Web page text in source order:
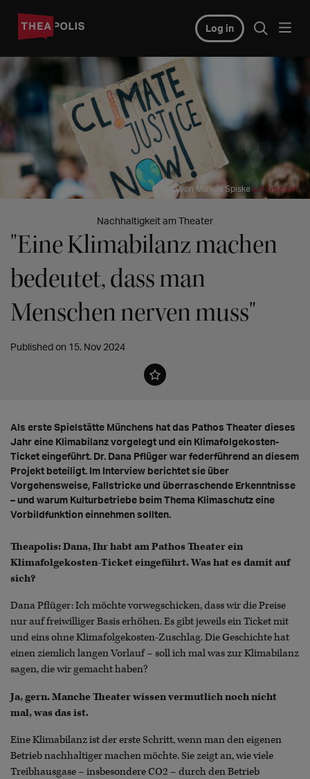
Log in
© Foto von Markus Spiske auf Unsplash
Nachhaltigkeit am Theater
"Eine Klimabilanz machen
bedeutet, dass man
Menschen nerven muss"
Published on 15. Nov 2024
Als erste Spielstätte Münchens hat das Pathos Theater dieses
Jahr eine Klimabilanz vorgelegt und ein Klimafolgekosten-
Ticket eingeführt. Dr. Dana Pflüger war federführend an diesem
Projekt beteiligt. Im Interview berichtet sie über
Vorgehensweise, Fallstricke und überraschende Erkenntnisse
– und warum Kulturbetriebe beim Thema Klimaschutz eine
Vorbildfunktion einnehmen sollten.
Theapolis: Dana, Ihr habt am Pathos Theater ein
Klimafolgekosten-Ticket eingeführt. Was hat es damit auf
sich?
Dana Pflüger: Ich möchte vorwegschicken, dass wir die Preise
nur auf freiwilliger Basis erhöhen. Es gibt jeweils ein Ticket mit
und eins ohne Klimafolgekosten-Zuschlag. Die Geschichte hat
einen ziemlich langen Vorlauf – soll ich mal was zur Klimabilanz
sagen, die wir gemacht haben?
Ja, gern. Manche Theater wissen vermutlich noch nicht
mal, was das ist.
Eine Klimabilanz ist der erste Schritt, wenn man den eigenen
Betrieb nachhaltiger machen möchte. Sie zeigt an, wie viele
Treibhausgase – insbesondere CO2 – durch den Betrieb